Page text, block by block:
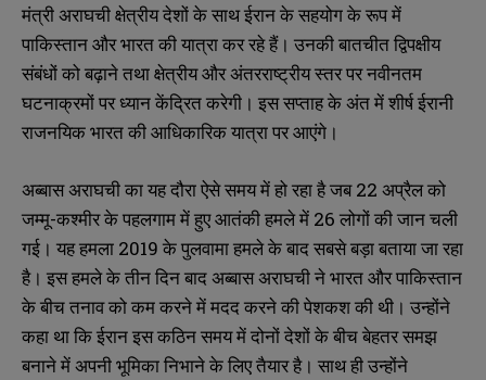
मंत्री अराघची क्षेत्रीय देशों के साथ ईरान के सहयोग के रूप में
पाकिस्तान और भारत की यात्रा कर रहे हैं। उनकी बातचीत द्विपक्षीय
संबंधों को बढ़ाने तथा क्षेत्रीय और अंतरराष्ट्रीय स्तर पर नवीनतम
घटनाक्रमों पर ध्यान केंद्रित करेगी। इस सप्ताह के अंत में शीर्ष ईरानी
राजनयिक भारत की आधिकारिक यात्रा पर आएंगे।
अब्बास अराघची का यह दौरा ऐसे समय में हो रहा है जब 22 अप्रैल को
जम्मू-कश्मीर के पहलगाम में हुए आतंकी हमले में 26 लोगों की जान चली
गई। यह हमला 2019 के पुलवामा हमले के बाद सबसे बड़ा बताया जा रहा
है। इस हमले के तीन दिन बाद अब्बास अराघची ने भारत और पाकिस्तान
के बीच तनाव को कम करने में मदद करने की पेशकश की थी। उन्होंने
कहा था कि ईरान इस कठिन समय में दोनों देशों के बीच बेहतर समझ
बनाने में अपनी भूमिका निभाने के लिए तैयार है। साथ ही उन्होंने